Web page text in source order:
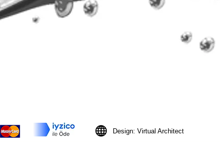
Design: Virtual Architect